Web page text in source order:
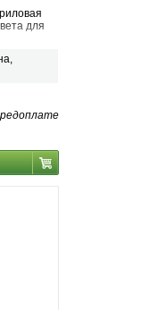
для